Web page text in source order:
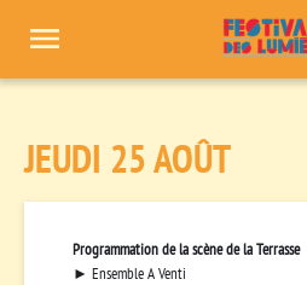
JEUDI 25 AOÛT
Programmation de la scène de la Terrasse
► Ensemble A Venti